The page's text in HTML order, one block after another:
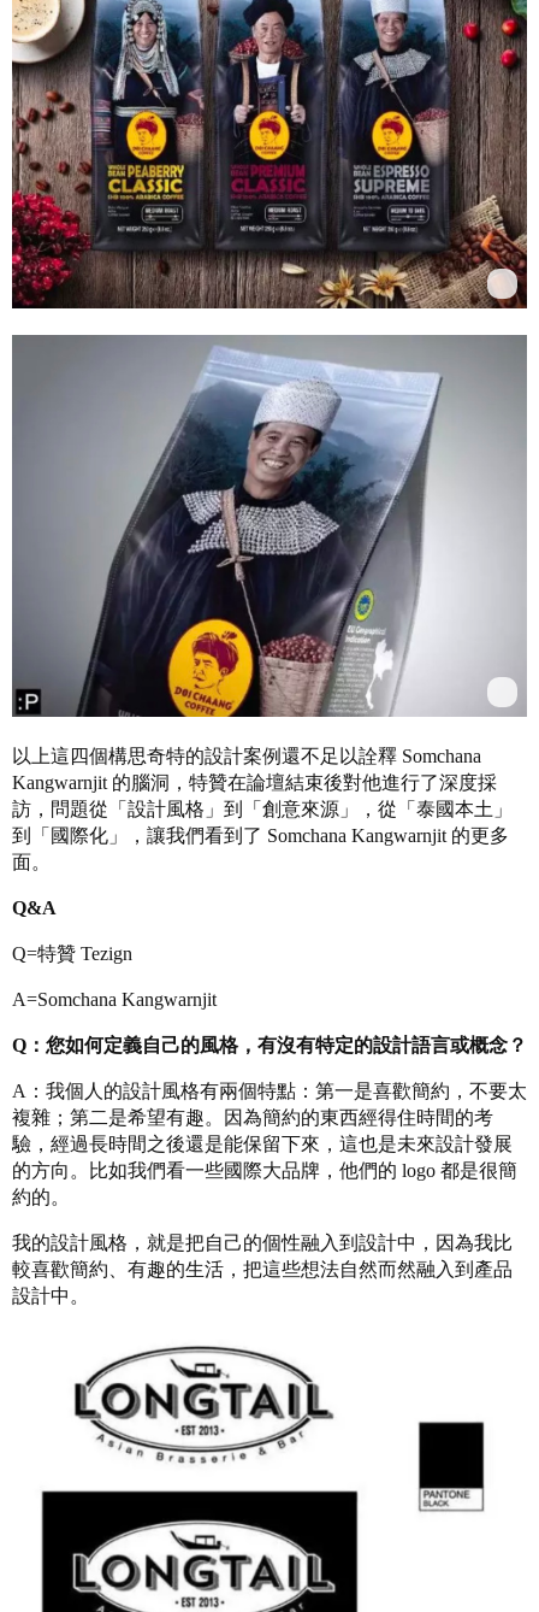
以上這四個構思奇特的設計案例還不足以詮釋 Somchana
Kangwarnjit 的腦洞，特贊在論壇結束後對他進行了深度採
訪，問題從「設計風格」到「創意來源」，從「泰國本土」
到「國際化」，讓我們看到了 Somchana Kangwarnjit 的更多
面。
Q&A
Q=特贊 Tezign
A=Somchana Kangwarnjit
Q：您如何定義自己的風格，有沒有特定的設計語言或概念？
A：我個人的設計風格有兩個特點：第一是喜歡簡約，不要太
複雜；第二是希望有趣。因為簡約的東西經得住時間的考
驗，經過長時間之後還是能保留下來，這也是未來設計發展
的方向。比如我們看一些國際大品牌，他們的 logo 都是很簡
約的。
我的設計風格，就是把自己的個性融入到設計中，因為我比
較喜歡簡約、有趣的生活，把這些想法自然而然融入到產品
設計中。